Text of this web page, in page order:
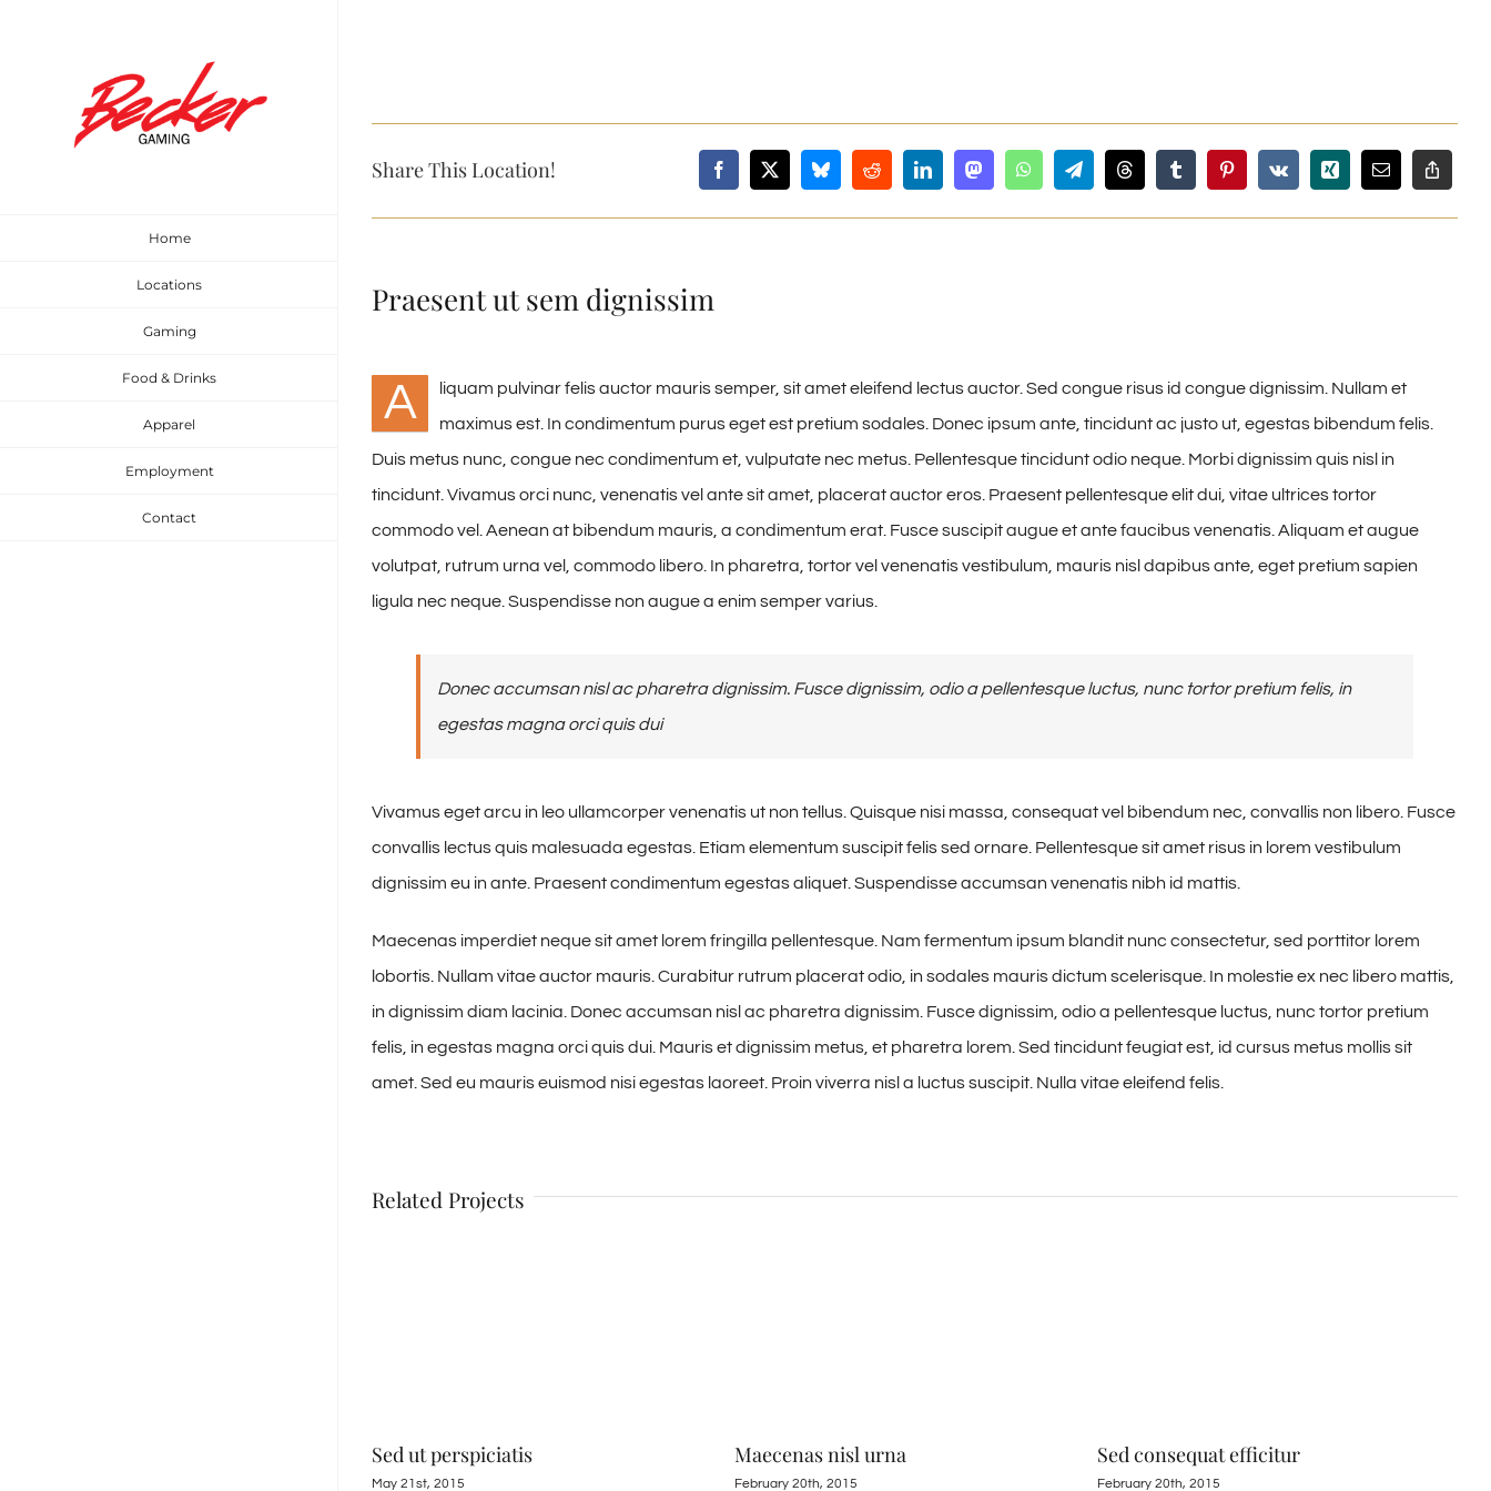
Home
Locations
Gaming
Food & Drinks
Apparel
Employment
Contact
Share This Location!
Praesent ut sem dignissim
A
liquam pulvinar felis auctor mauris semper, sit amet eleifend lectus auctor. Sed congue risus id congue dignissim. Nullam et
maximus est. In condimentum purus eget est pretium sodales. Donec ipsum ante, tincidunt ac justo ut, egestas bibendum felis.
Duis metus nunc, congue nec condimentum et, vulputate nec metus. Pellentesque tincidunt odio neque. Morbi dignissim quis nisl in
tincidunt. Vivamus orci nunc, venenatis vel ante sit amet, placerat auctor eros. Praesent pellentesque elit dui, vitae ultrices tortor
commodo vel. Aenean at bibendum mauris, a condimentum erat. Fusce suscipit augue et ante faucibus venenatis. Aliquam et augue
volutpat, rutrum urna vel, commodo libero. In pharetra, tortor vel venenatis vestibulum, mauris nisl dapibus ante, eget pretium sapien
ligula nec neque. Suspendisse non augue a enim semper varius.
Donec accumsan nisl ac pharetra dignissim. Fusce dignissim, odio a pellentesque luctus, nunc tortor pretium felis, in
egestas magna orci quis dui
Vivamus eget arcu in leo ullamcorper venenatis ut non tellus. Quisque nisi massa, consequat vel bibendum nec, convallis non libero. Fusce
convallis lectus quis malesuada egestas. Etiam elementum suscipit felis sed ornare. Pellentesque sit amet risus in lorem vestibulum
dignissim eu in ante. Praesent condimentum egestas aliquet. Suspendisse accumsan venenatis nibh id mattis.
Maecenas imperdiet neque sit amet lorem fringilla pellentesque. Nam fermentum ipsum blandit nunc consectetur, sed porttitor lorem
lobortis. Nullam vitae auctor mauris. Curabitur rutrum placerat odio, in sodales mauris dictum scelerisque. In molestie ex nec libero mattis,
in dignissim diam lacinia. Donec accumsan nisl ac pharetra dignissim. Fusce dignissim, odio a pellentesque luctus, nunc tortor pretium
felis, in egestas magna orci quis dui. Mauris et dignissim metus, et pharetra lorem. Sed tincidunt feugiat est, id cursus metus mollis sit
amet. Sed eu mauris euismod nisi egestas laoreet. Proin viverra nisl a luctus suscipit. Nulla vitae eleifend felis.
Related Projects
Sed ut perspiciatis
May 21st, 2015
Maecenas nisl urna
February 20th, 2015
Sed consequat efficitur
February 20th, 2015